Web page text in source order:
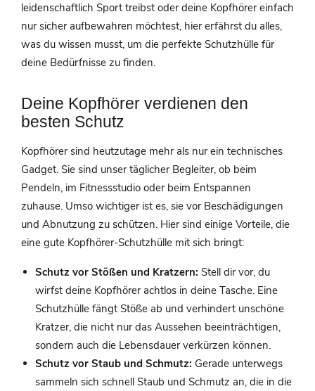
leidenschaftlich Sport treibst oder deine Kopfhörer einfach
nur sicher aufbewahren möchtest, hier erfährst du alles,
was du wissen musst, um die perfekte Schutzhülle für
deine Bedürfnisse zu finden.
Deine Kopfhörer verdienen den
besten Schutz
Kopfhörer sind heutzutage mehr als nur ein technisches
Gadget. Sie sind unser täglicher Begleiter, ob beim
Pendeln, im Fitnessstudio oder beim Entspannen
zuhause. Umso wichtiger ist es, sie vor Beschädigungen
und Abnutzung zu schützen. Hier sind einige Vorteile, die
eine gute Kopfhörer-Schutzhülle mit sich bringt:
Schutz vor Stößen und Kratzern: Stell dir vor, du
wirfst deine Kopfhörer achtlos in deine Tasche. Eine
Schutzhülle fängt Stöße ab und verhindert unschöne
Kratzer, die nicht nur das Aussehen beeinträchtigen,
sondern auch die Lebensdauer verkürzen können.
Schutz vor Staub und Schmutz: Gerade unterwegs
sammeln sich schnell Staub und Schmutz an, die in die